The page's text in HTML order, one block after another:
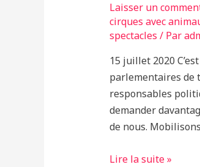
Laisser un
cirques avec
spectacles / Par
15 juillet 2020
parlementaires de
responsables
demander
de nous.
Un
Lire la suite »